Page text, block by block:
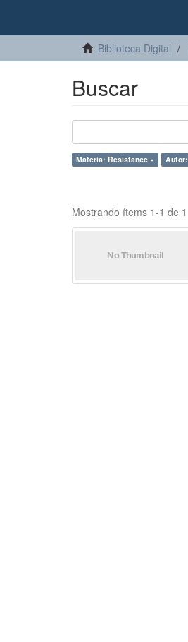
Biblioteca Digital
Buscar
Materia: Resistance ×
Mostrando ítems 1-1 de 1